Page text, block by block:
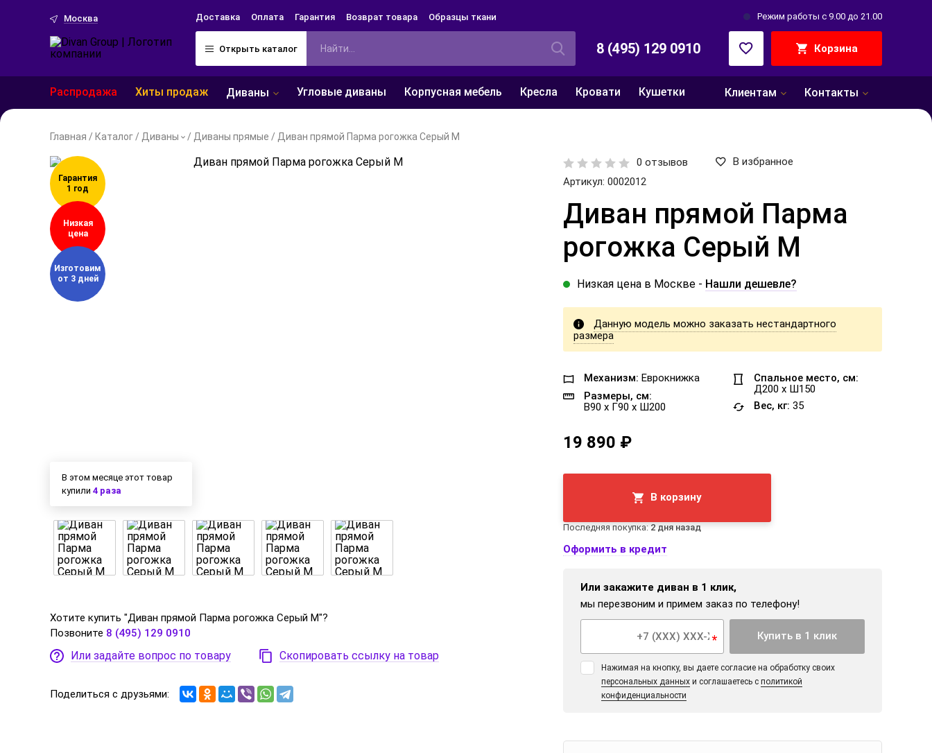
Москва Доставка Оплата Гарантия Возврат товара Образцы ткани Режим работы с 9.00 до 21.00
Открыть каталог 8 (495) 129 0910 Корзина
Распродажа Хиты продаж Диваны Угловые диваны Корпусная мебель Кресла Кровати Кушетки Клиентам Контакты
Главная / Каталог / Диваны / Диваны прямые / Диван прямой Парма рогожка Серый М
Гарантия
1 год
Низкая
цена
Изготовим
от 3 дней
В этом месяце этот товар
купили 4 раза
Хотите купить "Диван прямой Парма рогожка Серый М"?
Позвоните 8 (495) 129 0910
Или задайте вопрос по товару Скопировать ссылку на товар
Поделиться с друзьями:
0 отзывов
В избранное
Артикул: 0002012
Диван прямой Парма
рогожка Серый М
Низкая цена в Москве - Нашли дешевле?
Данную модель можно заказать нестандартного
размера
Механизм: Еврокнижка
Размеры, см:
В90 x Г90 x Ш200
Спальное место, см:
Д200 x Ш150
Вес, кг: 35
19 890 ₽
В корзину
Последняя покупка: 2 дня назад
Оформить в кредит
Или закажите диван в 1 клик,
мы перезвоним и примем заказ по телефону!
* Купить в 1 клик
Нажимая на кнопку, вы даете согласие на обработку своих
персональных данных и соглашаетесь с политикой
конфиденциальности